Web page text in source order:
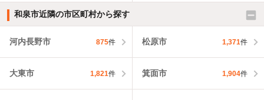
和泉市近隣の市区町村から探す
河内長野市 875件 松原市 1,371件
大東市 1,821件 箕面市 1,904件